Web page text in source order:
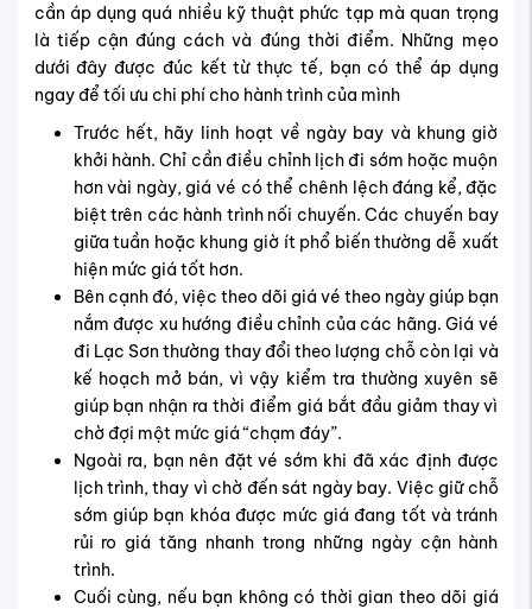
cần áp dụng quá nhiều kỹ thuật phức tạp mà quan trọng
là tiếp cận đúng cách và đúng thời điểm. Những mẹo
dưới đây được đúc kết từ thực tế, bạn có thể áp dụng
ngay để tối ưu chi phí cho hành trình của mình
Trước hết, hãy linh hoạt về ngày bay và khung giờ
khởi hành. Chỉ cần điều chỉnh lịch đi sớm hoặc muộn
hơn vài ngày, giá vé có thể chênh lệch đáng kể, đặc
biệt trên các hành trình nối chuyến. Các chuyến bay
giữa tuần hoặc khung giờ ít phổ biến thường dễ xuất
hiện mức giá tốt hơn.
Bên cạnh đó, việc theo dõi giá vé theo ngày giúp bạn
nắm được xu hướng điều chỉnh của các hãng. Giá vé
đi Lạc Sơn thường thay đổi theo lượng chỗ còn lại và
kế hoạch mở bán, vì vậy kiểm tra thường xuyên sẽ
giúp bạn nhận ra thời điểm giá bắt đầu giảm thay vì
chờ đợi một mức giá “chạm đáy”.
Ngoài ra, bạn nên đặt vé sớm khi đã xác định được
lịch trình, thay vì chờ đến sát ngày bay. Việc giữ chỗ
sớm giúp bạn khóa được mức giá đang tốt và tránh
rủi ro giá tăng nhanh trong những ngày cận hành
trình.
Cuối cùng, nếu bạn không có thời gian theo dõi giá